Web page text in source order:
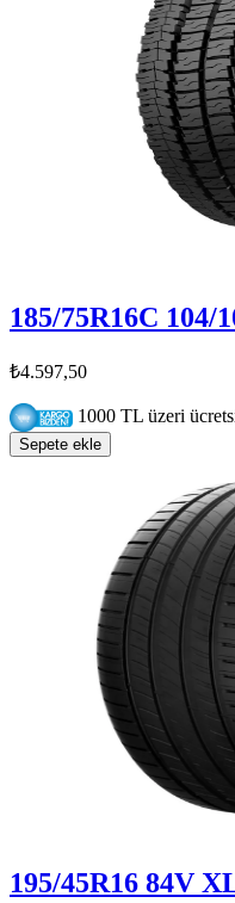
185/75R16C 104/
₺4.597,50
1000 TL üzeri
Sepete ekle
195/45R16 84V